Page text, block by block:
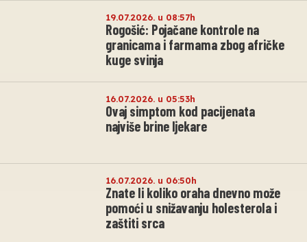
19.07.2026. u 08:57h
Rogošić: Pojačane kontrole na
granicama i farmama zbog afričke
kuge svinja
16.07.2026. u 05:53h
Ovaj simptom kod pacijenata
najviše brine ljekare
16.07.2026. u 06:50h
Znate li koliko oraha dnevno može
pomoći u snižavanju holesterola i
zaštiti srca